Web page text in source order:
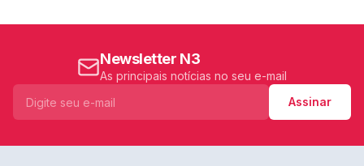
Newsletter N3
As principais notícias no seu e-mail
Assinar